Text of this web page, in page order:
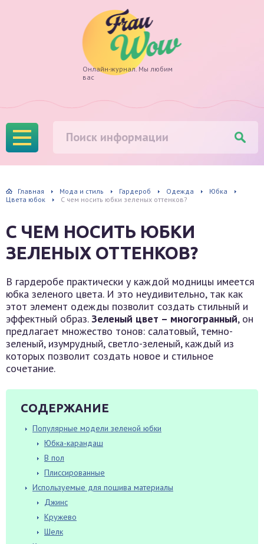
Frau
Wow
Онлайн-журнал. Мы любим
вас
Главная Мода и стиль Гардероб Одежда
Юбка
Цвета юбок
С чем носить юбки зеленых оттенков?
С ЧЕМ НОСИТЬ ЮБКИ
ЗЕЛЕНЫХ ОТТЕНКОВ?
В гардеробе практически у каждой модницы имеется
юбка зеленого цвета. И это неудивительно, так как
этот элемент одежды позволит создать стильный и
эффектный образ.Зеленый цвет – многогранный, он
предлагает множество тонов: салатовый, темно-
зеленый, изумрудный, светло-зеленый, каждый из
которых позволит создать новое и стильное
сочетание.
СОДЕРЖАНИЕ
Популярные модели зеленой юбки
Юбка-карандаш
В пол
Плиссированные
Используемые для пошива материалы
Джинс
Кружево
Шелк